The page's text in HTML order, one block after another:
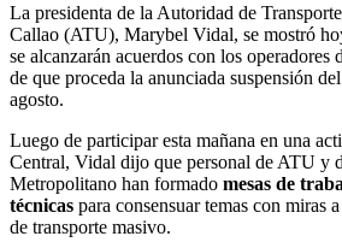
La presidenta de la Autoridad de
Callao (ATU), Marybel Vidal, se mostró
se alcanzarán acuerdos con los operadores
de que proceda la anunciada suspensión
agosto.
Luego de participar esta mañana en una
Central, Vidal dijo que personal de ATU y
Metropolitano han formado mesas de
técnicas para consensuar temas con miras
de transporte masivo.